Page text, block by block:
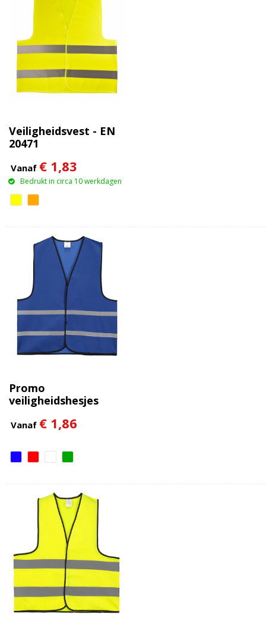
Veiligheidsvest - EN
20471
Vanaf € 1,83
Bedrukt in circa 10 werkdagen
Promo
veiligheidshesjes
Vanaf € 1,86